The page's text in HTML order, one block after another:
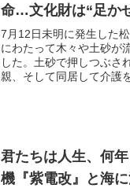
命…文化財は“足か
7月12日未明に発生した
にわたって木々や土砂が
した。土砂で押しつぶさ
親、そして同居して介護
君たちは人生、何
機『紫電改』と海